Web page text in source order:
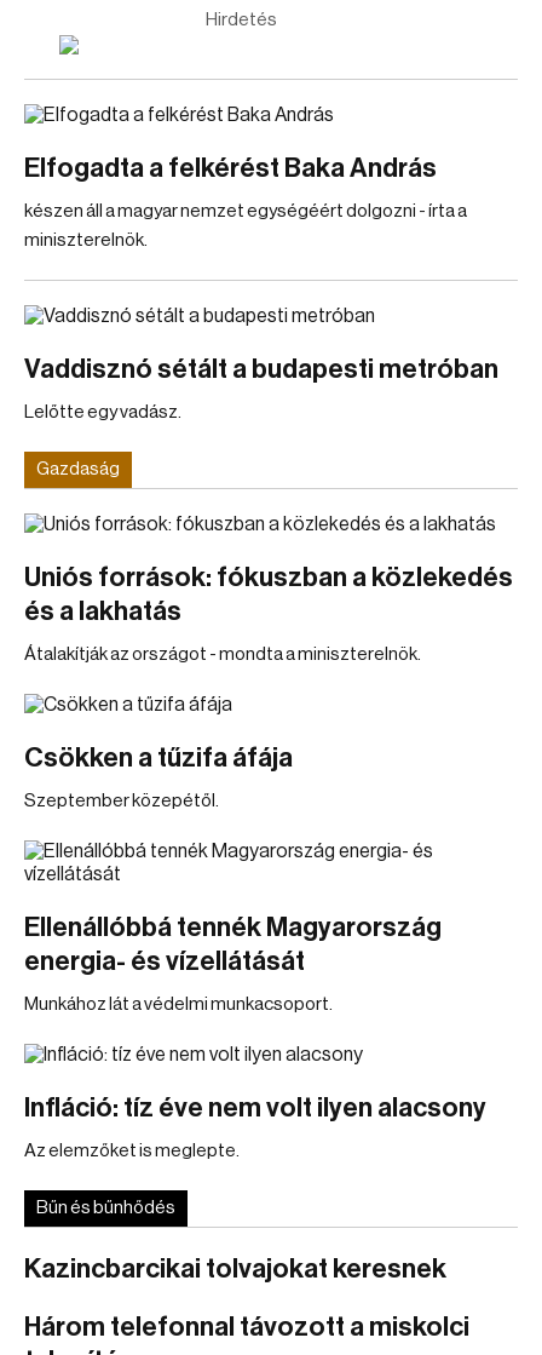
Hirdetés
Elfogadta a felkérést Baka András
készen áll a magyar nemzet egységéért dolgozni - írta a
miniszterelnök.
Vaddisznó sétált a budapesti metróban
Lelőtte egy vadász.
Gazdaság
Uniós források: fókuszban a közlekedés
és a lakhatás
Átalakítják az országot - mondta a miniszterelnök.
Csökken a tűzifa áfája
Szeptember közepétől.
Ellenállóbbá tennék Magyarország
energia- és vízellátását
Munkához lát a védelmi munkacsoport.
Infláció: tíz éve nem volt ilyen alacsony
Az elemzőket is meglepte.
Bűn és bűnhődés
Kazincbarcikai tolvajokat keresnek
Három telefonnal távozott a miskolci